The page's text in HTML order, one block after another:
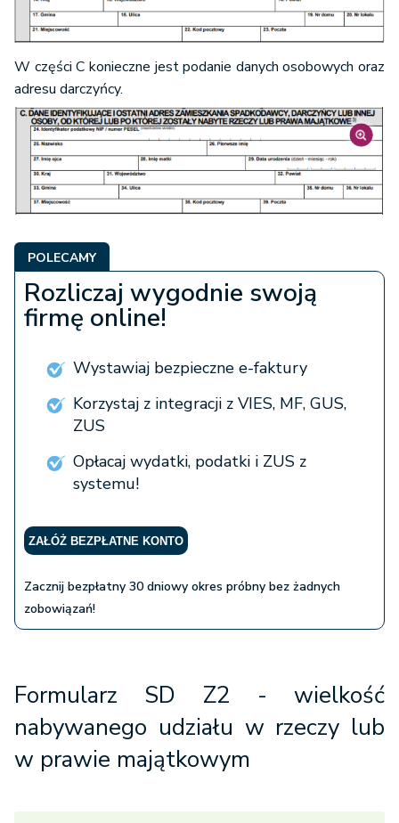
W części C konieczne jest podanie danych osobowych oraz
adresu darczyńcy.
POLECAMY
Rozliczaj wygodnie swoją
firmę online!
Wystawiaj bezpieczne e-faktury
Korzystaj z integracji z VIES, MF, GUS,
ZUS
Opłacaj wydatki, podatki i ZUS z
systemu!
ZAŁÓŻ BEZPŁATNE KONTO
Zacznij bezpłatny 30 dniowy okres próbny bez żadnych
zobowiązań!
Formularz SD Z2 - wielkość
nabywanego udziału w rzeczy lub
w prawie majątkowym